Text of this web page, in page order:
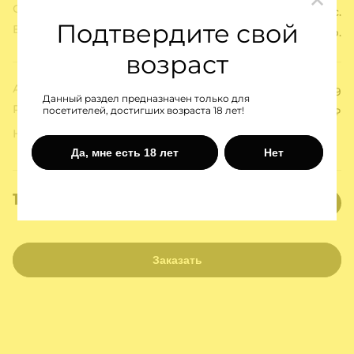
Срок годности:
36 мес.
Вес:
320 гр.
Артикул:
739259
Розничная цена:
249 ₽
Наполнение:
стесняться быть а*уенной.
124 ₽
Заказать
Подтвердите свой
возраст
Данный раздел предназначен только для
посетителей, достигших возраста 18 лет!
Да, мне есть 18 лет Нет